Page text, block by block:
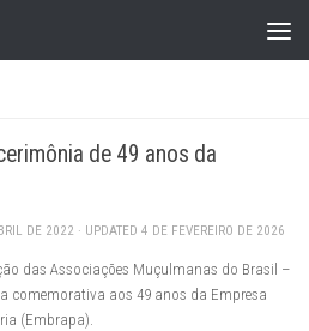
de 49 anos da
DE 2022 · UPDATED 4 DE FEVEREIRO DE 2026
das Associações Muçulmanas do Brasil –
comemorativa aos 49 anos da Empresa
(Embrapa).